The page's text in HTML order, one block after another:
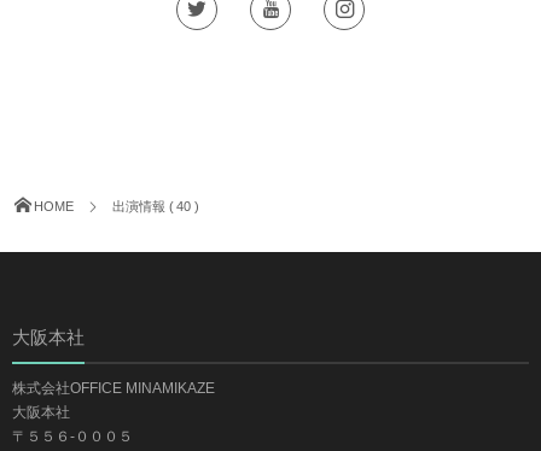
HOME 出演情報 ( 40 )
大阪本社
株式会社OFFICE MINAMIKAZE
大阪本社
〒５５６-０００５